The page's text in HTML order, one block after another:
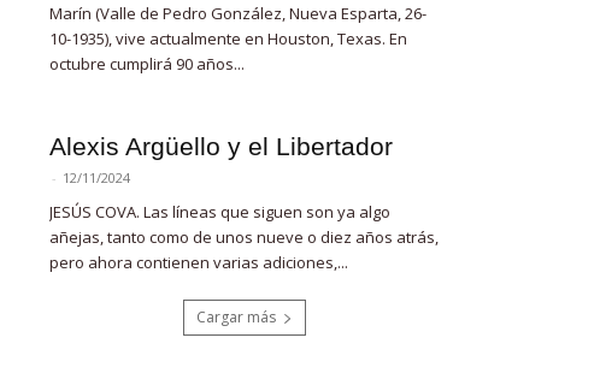
Marín (Valle de Pedro González, Nueva Esparta, 26-
10-1935), vive actualmente en Houston, Texas. En
octubre cumplirá 90 años...
Alexis Argüello y el Libertador
- 12/11/2024
JESÚS COVA. Las líneas que siguen son ya algo
añejas, tanto como de unos nueve o diez años atrás,
pero ahora contienen varias adiciones,...
Cargar más